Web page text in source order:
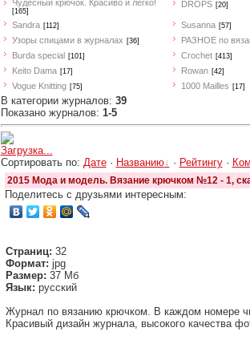
Чудесный крючок. Красиво и легко!
[165]
DROPS [20]
Sandra [112] Susanna [57]
Узоры спицами в журналах [36] РАЗНОЕ по
Burda special [101] Crochet [413]
Keito Dama [17] Rowan [42]
Vogue Knitting [75] 1000 Mailles [17]
В категории журналов: 39
Показано журналов: 1-5
Загрузка...
Сортировать по: Дате· Названию · Рейтингу·
2015 Мода и модель. Вязание крючком №12 - 1,
Поделитесь с друзьями интересным:
Страниц: 32
Формат: jpg
Размер: 37 Мб
Язык: русский
Журнал по вязанию крючком. В каждом номере
Красивый дизайн журнала, высокого качества